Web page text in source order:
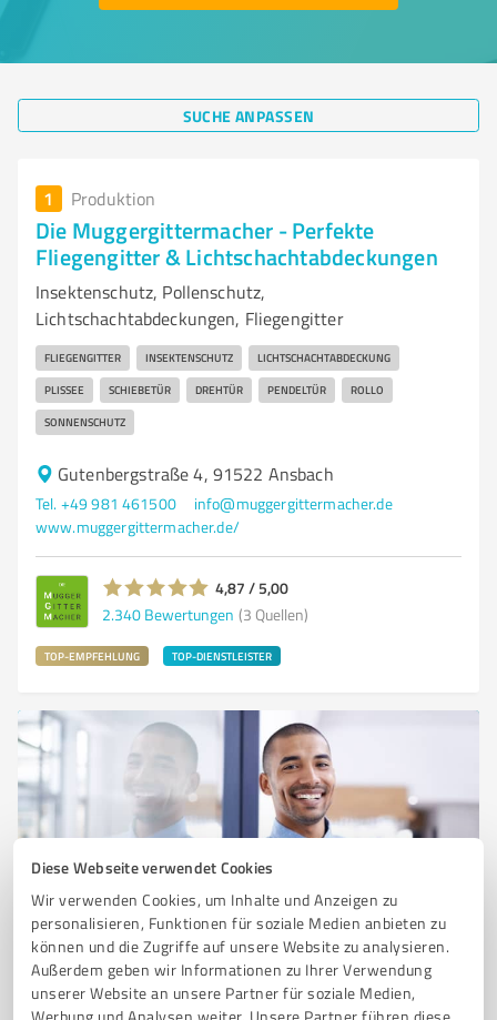
Diese Webseite verwendet Cookies
Wir verwenden Cookies, um Inhalte und Anzeigen zu
personalisieren, Funktionen für soziale Medien anbieten zu
können und die Zugriffe auf unsere Website zu analysieren.
Außerdem geben wir Informationen zu Ihrer Verwendung
unserer Website an unsere Partner für soziale Medien,
SUCHE ANPASSEN
1 Produktion
Die Muggergittermacher - Perfekte
Fliegengitter & Lichtschachtabdeckungen
Insektenschutz, Pollenschutz,
Lichtschachtabdeckungen, Fliegengitter
FLIEGENGITTER INSEKTENSCHUTZ LICHTSCHACHTABDECKUNG
PLISSEE SCHIEBETÜR DREHTÜR PENDELTÜR ROLLO
SONNENSCHUTZ
Gutenbergstraße 4, 91522 Ansbach
Tel. +49 981 461500
info@muggergittermacher.de
www.muggergittermacher.de/
4,87 / 5,00
2.340 Bewertungen (3 Quellen)
TOP-EMPFEHLUNG TOP-DIENSTLEISTER
Sie möchten auch hier gelistet werden?
Registrieren Sie sich jetzt und werden Sie ein von
Kunden empfohlener ProvenExpert!